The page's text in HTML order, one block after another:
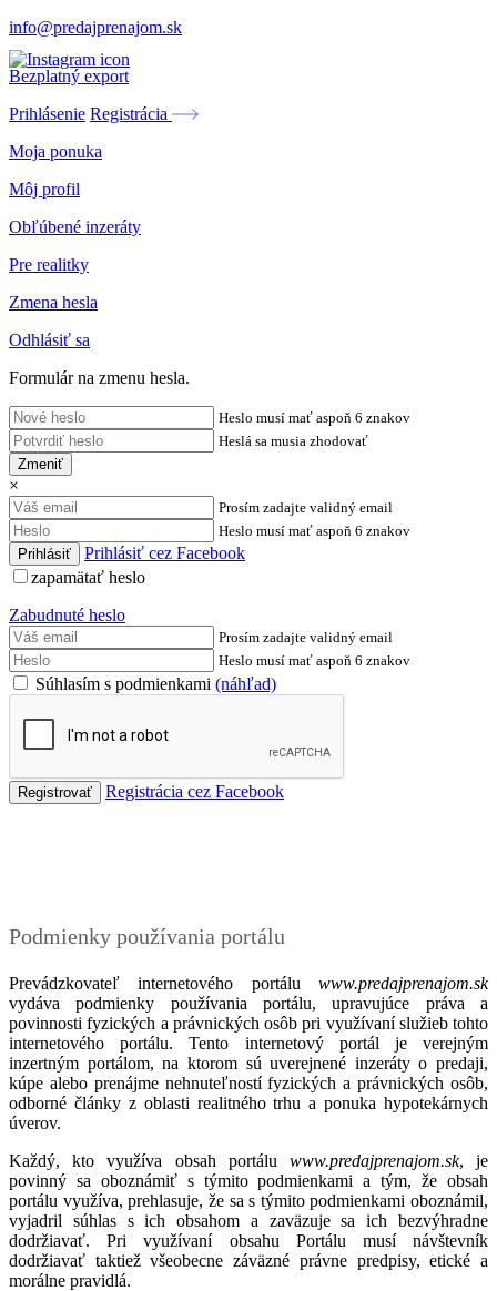
info@predajprenajom.sk
Bezplatný export
Prihlásenie Registrácia
Moja ponuka
Môj profil
Obľúbené inzeráty
Pre realitky
Zmena hesla
Odhlásiť sa
Formulár na zmenu hesla.
Heslo musí mať aspoň 6 znakov
Heslá sa musia zhodovať
Zmeniť
×
Prosím zadajte validný email
Heslo musí mať aspoň 6 znakov
Prihlásiť cez Facebook
zapamätať heslo
Zabudnuté heslo
Prosím zadajte validný email
Heslo musí mať aspoň 6 znakov
Súhlasím s podmienkami (náhľad)
Registrácia cez Facebook
Podmienky používania portálu
Prevádzkovateľ internetového portálu www.predajprenajom.sk
vydáva podmienky používania portálu, upravujúce práva a
povinnosti fyzických a právnických osôb pri využívaní služieb tohto
internetového portálu. Tento internetový portál je verejným
inzertným portálom, na ktorom sú uverejnené inzeráty o predaji,
kúpe alebo prenájme nehnuteľností fyzických a právnických osôb,
odborné články z oblasti realitného trhu a ponuka hypotekárnych
úverov.
Každý, kto využíva obsah portálu www.predajprenajom.sk, je
povinný sa oboznámiť s týmito podmienkami a tým, že obsah
portálu využíva, prehlasuje, že sa s týmito podmienkami oboznámil,
vyjadril súhlas s ich obsahom a zaväzuje sa ich bezvýhradne
dodržiavať. Pri využívaní obsahu Portálu musí návštevník
dodržiavať taktiež všeobecne záväzné právne predpisy, etické a
morálne pravidlá.